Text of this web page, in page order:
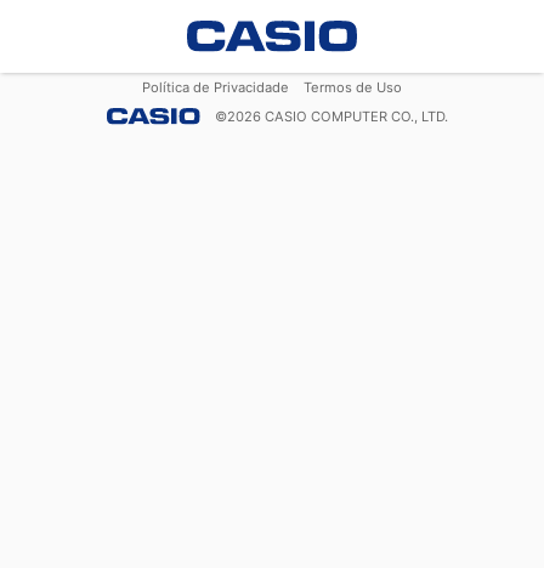
Política de Privacidade
Termos de Uso
©2026 CASIO COMPUTER CO., LTD.